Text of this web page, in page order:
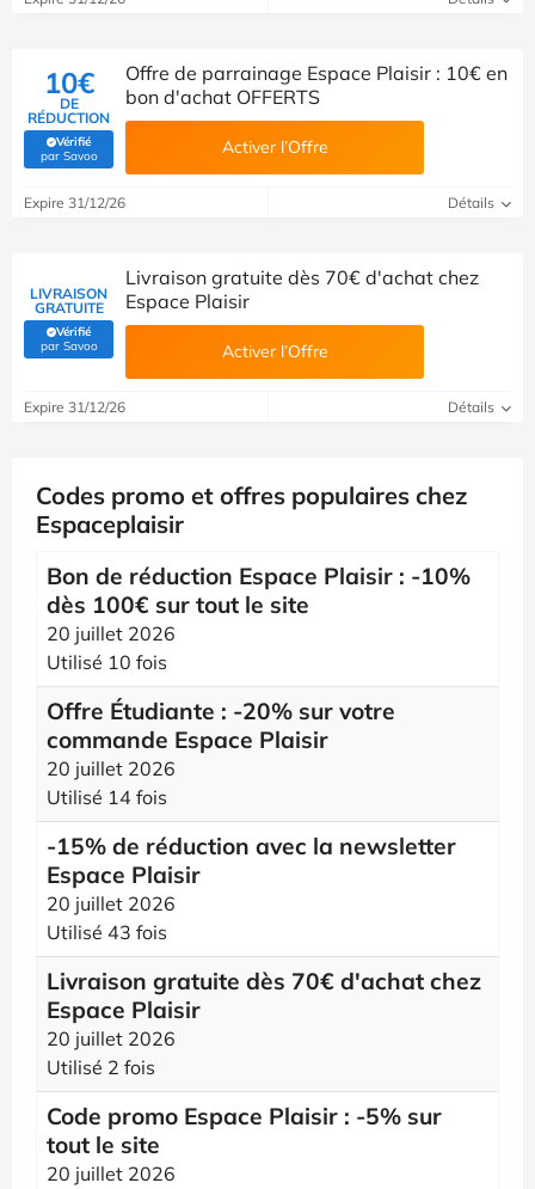
10€
DE
RÉDUCTION
Vérifié
par Savoo(Vérifié par Savoo)
Offre de parrainage Espace Plaisir : 10€ en
bon d'achat OFFERTS
Activer l’Offre
Expire 31/12/26 Détails
LIVRAISON
GRATUITE
Vérifié
par Savoo(Vérifié par Savoo)
Livraison gratuite dès 70€ d'achat chez
Espace Plaisir
Activer l’Offre
Expire 31/12/26 Détails
Codes promo et offres populaires chez
Espaceplaisir
Bon de réduction Espace Plaisir : -10%
dès 100€ sur tout le site
20 juillet 2026
Utilisé 10 fois
Offre Étudiante : -20% sur votre
commande Espace Plaisir
20 juillet 2026
Utilisé 14 fois
-15% de réduction avec la newsletter
Espace Plaisir
20 juillet 2026
Utilisé 43 fois
Livraison gratuite dès 70€ d'achat chez
Espace Plaisir
20 juillet 2026
Utilisé 2 fois
Code promo Espace Plaisir : -5% sur
tout le site
20 juillet 2026